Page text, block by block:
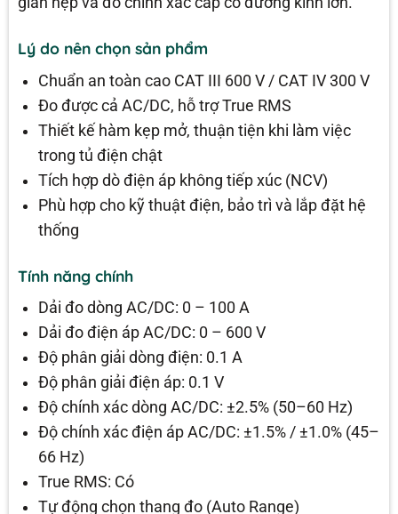
Lý do nên chọn sản phẩm
Chuẩn an toàn cao CAT III 600 V / CAT IV 300 V
Đo được cả AC/DC, hỗ trợ True RMS
Thiết kế hàm kẹp mở, thuận tiện khi làm việc
trong tủ điện chật
Tích hợp dò điện áp không tiếp xúc (NCV)
Phù hợp cho kỹ thuật điện, bảo trì và lắp đặt hệ
thống
Tính năng chính
Dải đo dòng AC/DC: 0 – 100 A
Dải đo điện áp AC/DC: 0 – 600 V
Độ phân giải dòng điện: 0.1 A
Độ phân giải điện áp: 0.1 V
Độ chính xác dòng AC/DC: ±2.5% (50–60 Hz)
Độ chính xác điện áp AC/DC: ±1.5% / ±1.0% (45–
66 Hz)
True RMS: Có
Tự động chọn thang đo (Auto Range)